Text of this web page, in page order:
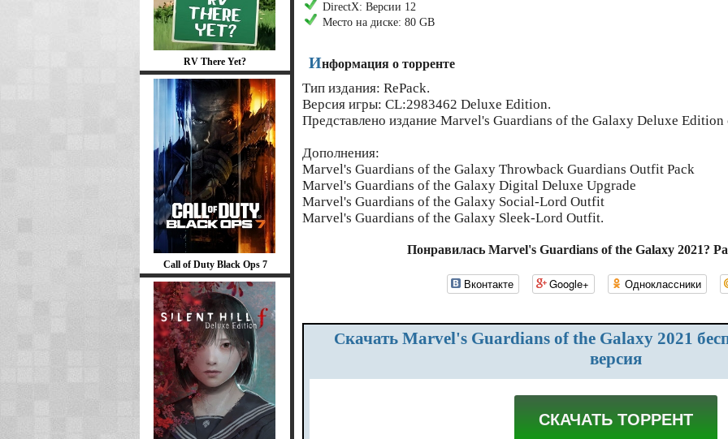
RV There Yet?
Call of Duty Black Ops 7
DirectX: Версии 12
Место на диске: 80 GB
Информация о торренте
Тип издания: RePack.
Версия игры: CL:2983462 Deluxe Edition.
Представлено издание Marvel's Guardians of the Galaxy Deluxe
Дополнения:
Marvel's Guardians of the Galaxy Throwback Guardians Outfit Pack
Marvel's Guardians of the Galaxy Digital Deluxe Upgrade
Marvel's Guardians of the Galaxy Social-Lord Outfit
Marvel's Guardians of the Galaxy Sleek-Lord Outfit.
Понравилась Marvel's Guardians of the Galaxy 2021?
Вконтакте Google+ Одноклассники
Скачать Marvel's Guardians of the Galaxy 2021 бесплатно 2025 последняя
версия
СКАЧАТЬ ТОРРЕНТ